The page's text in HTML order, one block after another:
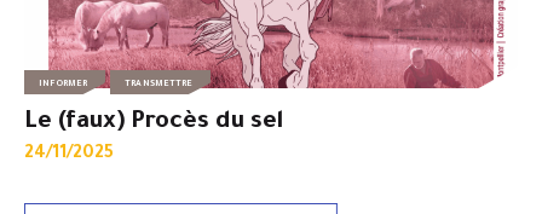
INFORMER TRANSMETTRE
Le (faux) Procès du sel
24/11/2025